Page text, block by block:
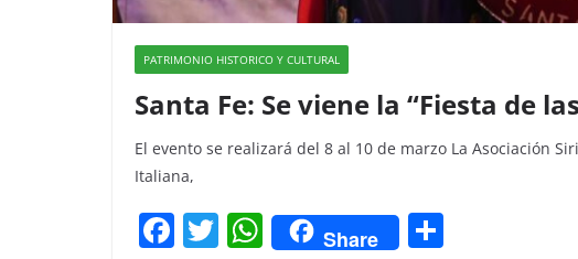
PATRIMONIO HISTORICO Y CULTURAL
Santa Fe: Se viene la “Fiesta de
El evento se realizará del 8 al 10 de marzo La Asociación
Italiana,
F T W Share